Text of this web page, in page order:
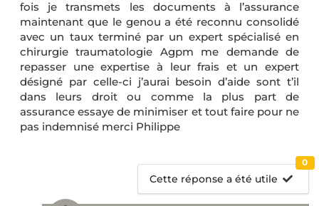
fois je transmets les documents à l’assurance
maintenant que le genou a été reconnu consolidé
avec un taux terminé par un expert spécialisé en
chirurgie traumatologie Agpm me demande de
repasser une expertise à leur frais et un expert
désigné par celle-ci j’aurai besoin d’aide sont t’il
dans leurs droit ou comme la plus part de
assurance essaye de minimiser et tout faire pour ne
pas indemnisé merci Philippe
Cette réponse a été utile
0